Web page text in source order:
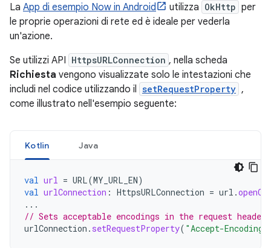
La App di esempio Now in Android utilizza OkHttp per
le proprie operazioni di rete ed è ideale per vederla
un'azione.
Se utilizzi API HttpsURLConnection , nella scheda
Richiesta vengono visualizzate solo le intestazioni che
includi nel codice utilizzando il
setRequestProperty ,
come illustrato nell'esempio seguente:
Kotlin Java
val url = URL(MY_URL_EN)
val urlConnection : HttpsURLConnection = url .
...
// Sets acceptable encodings in the request header.
urlConnection . setRequestProperty( "Accept-Encoding"